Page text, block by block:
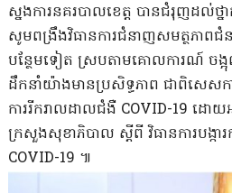
ស្នងការ​នគរបាល​ខេត្ត បាន​ជំរុញ​ដល់​ថ្
សូម​ពង្រឹង​វិធាន​ការជំនាញ​សមត្ថភាព​ជំន
បន្ថែមទៀត ស្របតាម​គោលការណ៍ ចង្
ដឹកនាំ​យ៉ាង​មាន​ប្រសិទ្ធភាព ជាពិសេស​ក
ការរីក​រាលដាល​ជំងឺ COVID-19 ដោយ​
ក្រសួងសុខាភិបាល ស្ដីពី វិធានការ​បង្ការ​
COVID-19 ៕